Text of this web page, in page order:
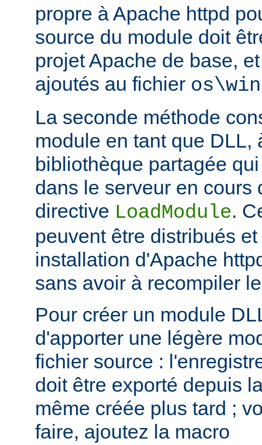
propre à Apache httpd
source du module doit
projet Apache de base,
ajoutés au fichier
La seconde méthode
module en tant que DLL,
bibliothèque partagée
dans le serveur en cours
directive LoadModule.
peuvent être distribués
installation d'Apache
sans avoir à recompiler
Pour créer un module
d'apporter une légère
fichier source :
doit être exporté depuis
même créée plus tard ;
faire, ajoutez la macro